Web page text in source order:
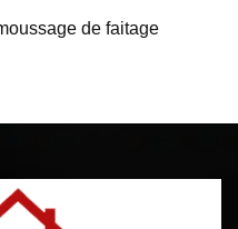
de faitage